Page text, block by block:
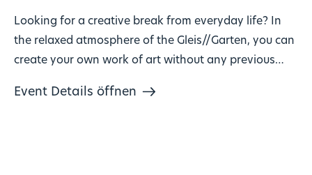
Looking for a creative break from everyday life? In
the relaxed atmosphere of the Gleis//Garten, you can
create your own work of art without any previous
Event Details öffnen